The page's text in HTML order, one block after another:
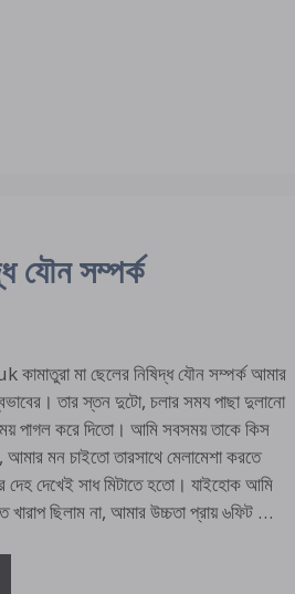
যৌন সম্পর্ক
মা ছেলের নিষিদ্ধ যৌন সম্পর্ক আমার
তার স্তন দুটো, চলার সময পাছা দুলানো
পাগল করে দিতো। আমি সবসময় তাকে কিস
মন চাইতো তারসাথে মেলামেশা করতে
দেহ দেখেই সাধ মিটাতে হতো। যাইহোক আমি
খারাপ ছিলাম না, আমার উচ্চতা প্রায় ৬ফিট …